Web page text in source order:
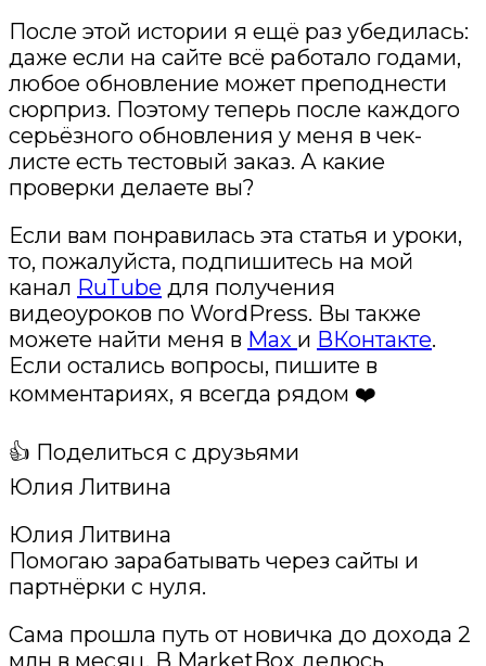
После этой истории я ещё раз убедилась:
даже если на сайте всё работало годами,
любое обновление может преподнести
сюрприз. Поэтому теперь после каждого
серьёзного обновления у меня в чек-
листе есть тестовый заказ. А какие
проверки делаете вы?
Если вам понравилась эта статья и уроки,
то, пожалуйста, подпишитесь на мой
канал RuTube для получения
видеоуроков по WordPress. Вы также
можете найти меня в Max и ВКонтакте.
Если остались вопросы, пишите в
комментариях, я всегда рядом ❤️
👍 Поделиться с друзьями
Юлия Литвина
Юлия Литвина
Помогаю зарабатывать через сайты и
партнёрки с нуля.
Сама прошла путь от новичка до дохода 2
млн в месяц. В MarketBox делюсь